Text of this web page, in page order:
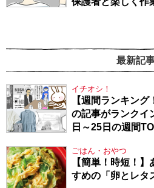
最新記
イチオシ！
【週間ランキン
の記事がランク
日～25日の週間
ごはん・おやつ
【簡単！時短！
すめの「卵とレタ